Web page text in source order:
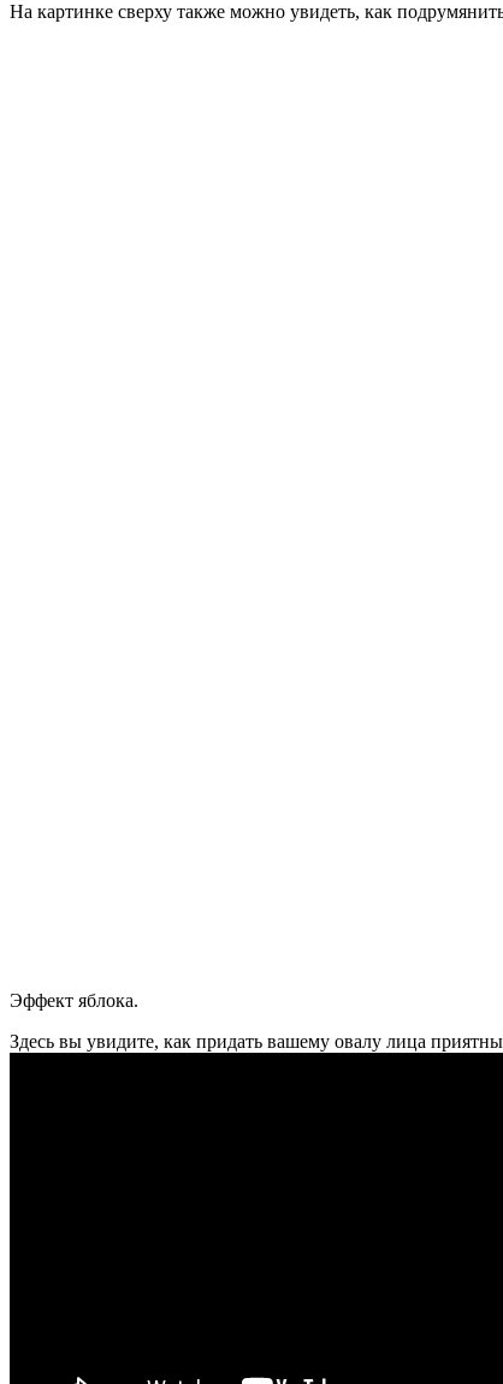
На картинке сверху также можно увидеть, как
Эффект яблока.
Здесь вы увидите, как придать вашему овалу лица